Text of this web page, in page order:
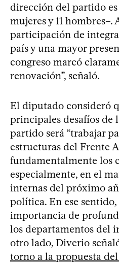
dirección del partido es
mujeres y 11 hombres–.
participación de
país y una mayor
congreso marcó
renovación”, señaló.
El diputado consideró
principales desafíos de
partido será “trabajar
estructuras del Frente
fundamentalmente los
especialmente, en el
internas del próximo
política. En ese
importancia de
los departamentos del
otro lado, Diverio
torno a la propuesta